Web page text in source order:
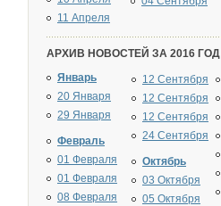
11 Апреля
АРХИВ НОВОСТЕЙ ЗА 2016 ГОД
Январь
20 Января
29 Января
Февраль
01 Февраля
01 Февраля
08 Февраля
12 Сентября
12 Сентября
12 Сентября
24 Сентября
Октябрь
03 Октября
05 Октября